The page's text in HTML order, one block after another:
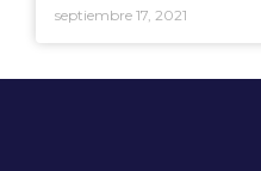
septiembre 17, 2021